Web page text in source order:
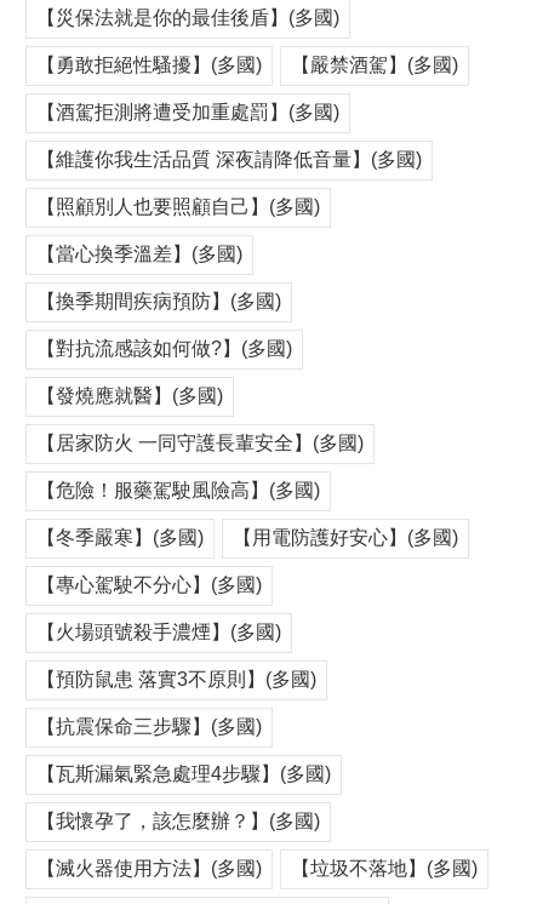
【災保法就是你的最佳後盾】(多國)
【勇敢拒絕性騷擾】(多國) 【嚴禁酒駕】(多國)
【酒駕拒測將遭受加重處罰】(多國)
【維護你我生活品質 深夜請降低音量】(多國)
【照顧別人也要照顧自己】(多國)
【當心換季溫差】(多國)
【換季期間疾病預防】(多國)
【對抗流感該如何做?】(多國)
【發燒應就醫】(多國)
【居家防火 一同守護長輩安全】(多國)
【危險！服藥駕駛風險高】(多國)
【冬季嚴寒】(多國) 【用電防護好安心】(多國)
【專心駕駛不分心】(多國)
【火場頭號殺手濃煙】(多國)
【預防鼠患 落實3不原則】(多國)
【抗震保命三步驟】(多國)
【瓦斯漏氣緊急處理4步驟】(多國)
【我懷孕了，該怎麼辦？】(多國)
【滅火器使用方法】(多國) 【垃圾不落地】(多國)